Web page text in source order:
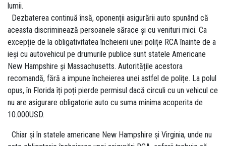
lumii.
Dezbaterea continuă însă, oponenții asigurării auto spunând că
aceasta discriminează persoanele sărace și cu venituri mici. Ca
excepție de la obligativitatea încheierii unei polițe RCA înainte de a
ieși cu autovehicul pe drumurile publice sunt statele Americane
New Hampshire și Massachusetts. Autoritățile acestora
recomandă, fără a impune încheierea unei astfel de polițe. La polul
opus, în Florida îți poți pierde permisul dacă circuli cu un vehicul ce
nu are asigurare obligatorie auto cu suma minima acoperita de
10.000USD.
Chiar și în statele americane New Hampshire și Virginia, unde nu